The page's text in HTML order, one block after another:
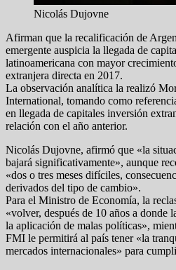
Nicolás Dujovne
Afirman que la recalificación de
emergente auspicia la llegada de
latinoamericana con mayor
extranjera directa en 2017.
La observación analítica la realizó
International, tomando como
en llegada de capitales inversión
relación con el año anterior.
Nicolás Dujovne, afirmó que «la
bajará significativamente», aunque
«dos o tres meses difíciles,
derivados del tipo de cambio».
Para el Ministro de Economía, la
«volver, después de 10 años a donde
la aplicación de malas políticas»,
FMI le permitirá al país tener «la
mercados internacionales» para